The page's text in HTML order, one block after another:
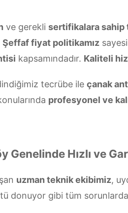
ve gerekli sertifikalara sahip
Şeffaf fiyat politikamız
kapsamındadır. Kaliteli
tecrübe ile çanak
profesyonel ve
Genelinde Hızlı ve
uzman teknik ekibimiz,
donuyor gibi tüm